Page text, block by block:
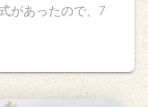
があったので、7